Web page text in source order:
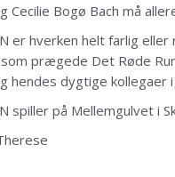
Cecilie Bogø Bach må
er hverken helt farlig
prægede Det Røde
hendes dygtige kollegaer
spiller på Mellemgulvet i